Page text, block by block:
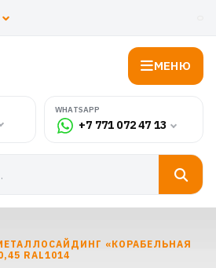
МЕНЮ
WHATSAPP
+7 771 072 47 13
«КОРАБЕЛЬНАЯ
RAL1014